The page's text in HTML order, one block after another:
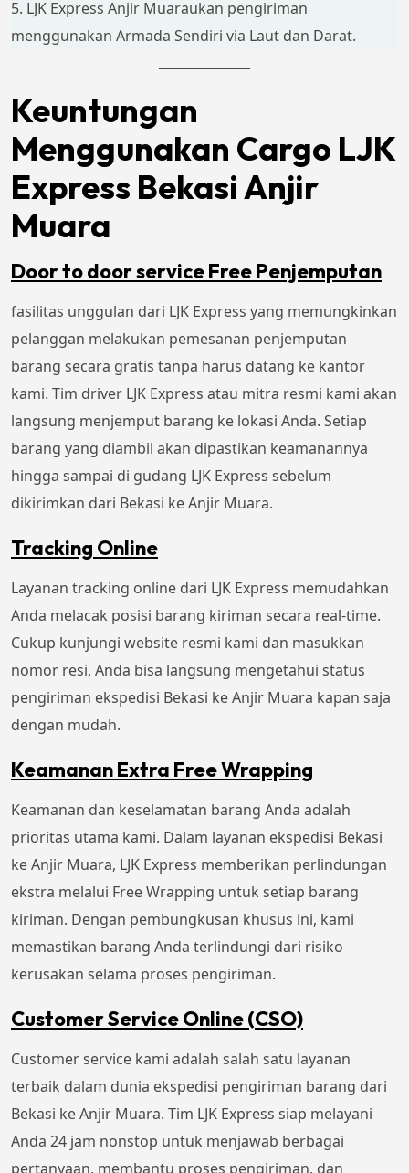
5. LJK Express Anjir Muaraukan pengiriman
menggunakan Armada Sendiri via Laut dan Darat.
Keuntungan
Menggunakan Cargo LJK
Express Bekasi Anjir
Muara
Door to door service Free Penjemputan
fasilitas unggulan dari LJK Express yang memungkinkan
pelanggan melakukan pemesanan penjemputan
barang secara gratis tanpa harus datang ke kantor
kami. Tim driver LJK Express atau mitra resmi kami akan
langsung menjemput barang ke lokasi Anda. Setiap
barang yang diambil akan dipastikan keamanannya
hingga sampai di gudang LJK Express sebelum
dikirimkan dari Bekasi ke Anjir Muara.
Tracking Online
Layanan tracking online dari LJK Express memudahkan
Anda melacak posisi barang kiriman secara real-time.
Cukup kunjungi website resmi kami dan masukkan
nomor resi, Anda bisa langsung mengetahui status
pengiriman ekspedisi Bekasi ke Anjir Muara kapan saja
dengan mudah.
Keamanan Extra Free Wrapping
Keamanan dan keselamatan barang Anda adalah
prioritas utama kami. Dalam layanan ekspedisi Bekasi
ke Anjir Muara, LJK Express memberikan perlindungan
ekstra melalui Free Wrapping untuk setiap barang
kiriman. Dengan pembungkusan khusus ini, kami
memastikan barang Anda terlindungi dari risiko
kerusakan selama proses pengiriman.
Customer Service Online (CSO)
Customer service kami adalah salah satu layanan
terbaik dalam dunia ekspedisi pengiriman barang dari
Bekasi ke Anjir Muara. Tim LJK Express siap melayani
Anda 24 jam nonstop untuk menjawab berbagai
pertanyaan, membantu proses pengiriman, dan